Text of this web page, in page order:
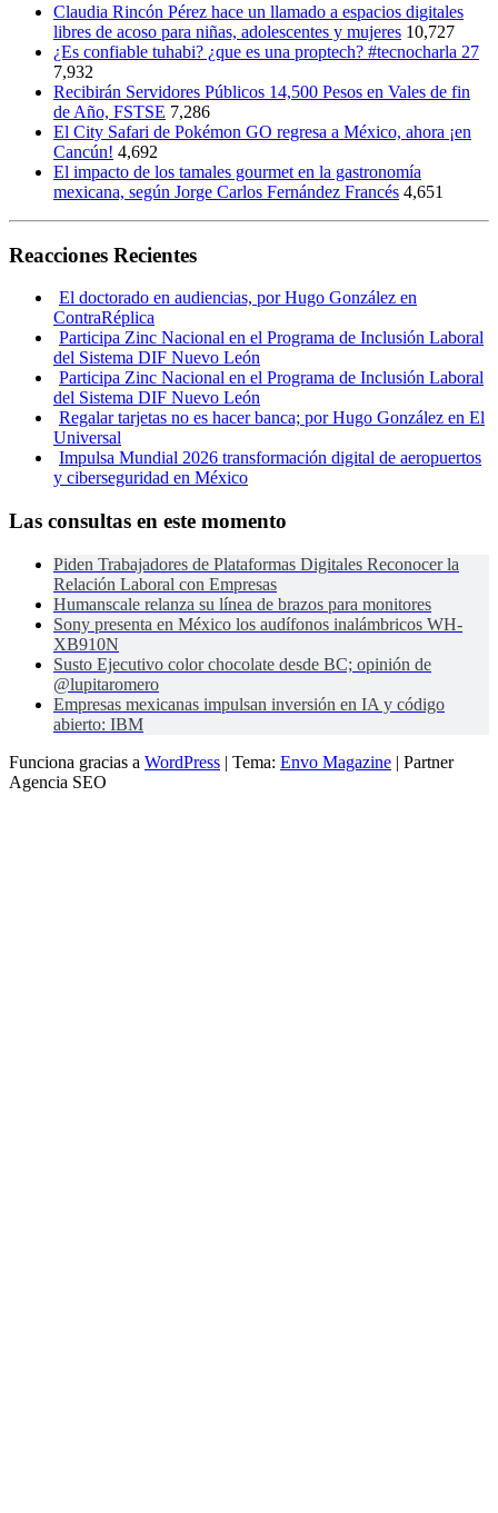
Claudia Rincón Pérez hace un llamado a espacios digitales
libres de acoso para niñas, adolescentes y mujeres 10,727
¿Es confiable tuhabi? ¿que es una proptech? #tecnocharla 27
7,932
Recibirán Servidores Públicos 14,500 Pesos en Vales de fin
de Año, FSTSE 7,286
El City Safari de Pokémon GO regresa a México, ahora ¡en
Cancún! 4,692
El impacto de los tamales gourmet en la gastronomía
mexicana, según Jorge Carlos Fernández Francés 4,651
Reacciones Recientes
El doctorado en audiencias, por Hugo González en
ContraRéplica
Participa Zinc Nacional en el Programa de Inclusión Laboral
del Sistema DIF Nuevo León
Participa Zinc Nacional en el Programa de Inclusión Laboral
del Sistema DIF Nuevo León
Regalar tarjetas no es hacer banca; por Hugo González en El
Universal
Impulsa Mundial 2026 transformación digital de aeropuertos
y ciberseguridad en México
Las consultas en este momento
Piden Trabajadores de Plataformas Digitales Reconocer la
Relación Laboral con Empresas
Humanscale relanza su línea de brazos para monitores
Sony presenta en México los audífonos inalámbricos WH-
XB910N
Susto Ejecutivo color chocolate desde BC; opinión de
@lupitaromero
Empresas mexicanas impulsan inversión en IA y código
abierto: IBM
Funciona gracias a WordPress | Tema: Envo Magazine | Partner
Agencia SEO